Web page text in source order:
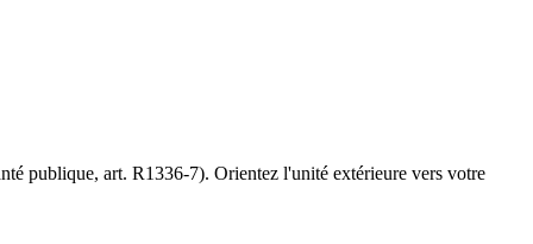
publique, art. R1336-7). Orientez l'unité extérieure vers votre